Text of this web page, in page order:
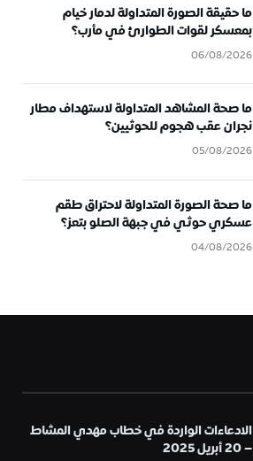
ما حقيقة الصورة المتداولة لدمار خيام
بمعسكر لقوات الطوارئ في مأرب؟
06/08/2026
ما صحة المشاهد المتداولة لاستهداف مطار
نجران عقب هجوم للحوثيين؟
05/08/2026
ما صحة الصورة المتداولة لاحتراق طقم
عسكري حوثي في جبهة الصلو بتعز؟
04/08/2026
الادعاءات الواردة في خطاب مهدي المشاط
– 20 أبريل 2025